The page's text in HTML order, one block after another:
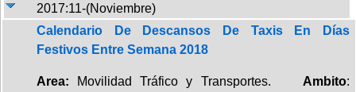
2017:11-(Noviembre)
Calendario De Descansos De Taxis En Días
Festivos Entre Semana 2018
Area: Movilidad Tráfico y Transportes. Ambito: